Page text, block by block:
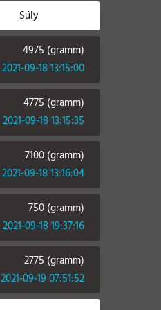
Súly
4975 (gramm)
2021-09-18 13:15:00
4775 (gramm)
2021-09-18 13:15:35
7100 (gramm)
2021-09-18 13:16:04
750 (gramm)
2021-09-18 19:37:16
2775 (gramm)
2021-09-19 07:51:52